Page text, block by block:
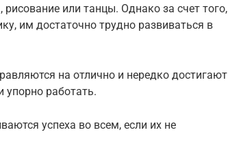
или танцы. Однако за счет того,
им достаточно трудно развиваться в
на отлично и нередко достигают
упорно работать.
успеха во всем, если их не